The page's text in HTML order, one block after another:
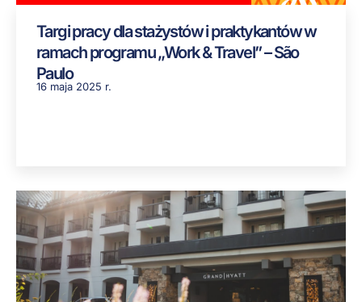
Targi pracy dla stażystów i praktykantów w
ramach programu „Work & Travel” – São
Paulo
16 maja 2025 r.